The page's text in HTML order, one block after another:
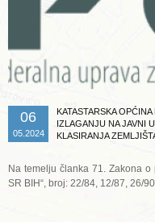
06
05.2024
KATASTARSKA
IZLAGANJU NA JAVNI
KLASIRANJA
Na temelju članka 71. Zakona
SR BIH“, broj: 22/84, 12/87, 26/